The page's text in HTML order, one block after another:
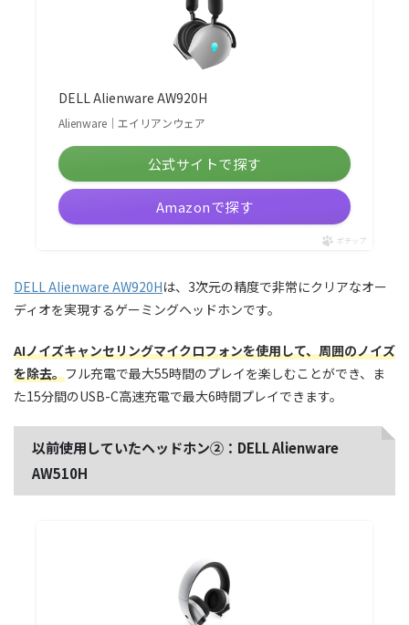
DELL Alienware AW920H
Alienware｜エイリアンウェア
公式サイトで探す
Amazonで探す
ポチップ
DELL Alienware AW920Hは、3次元の精度で非常にクリアなオー
ディオを実現するゲーミングヘッドホンです。
AIノイズキャンセリングマイクロフォンを使用して、周囲のノイズ
を除去。フル充電で最大55時間のプレイを楽しむことができ、ま
た15分間のUSB-C高速充電で最大6時間プレイできます。
以前使用していたヘッドホン②：DELL Alienware
AW510H